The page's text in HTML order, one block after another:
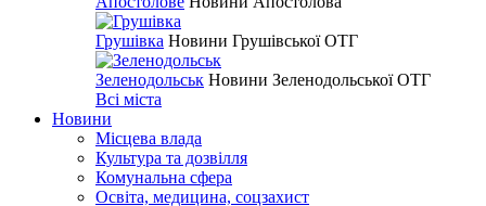
Грушівка Новини Грушівської ОТГ
Зеленодольськ Новини Зеленодольської ОТГ
Всі міста
Новини
Місцева влада
Культура та дозвілля
Комунальна сфера
Освіта, медицина, соцзахист